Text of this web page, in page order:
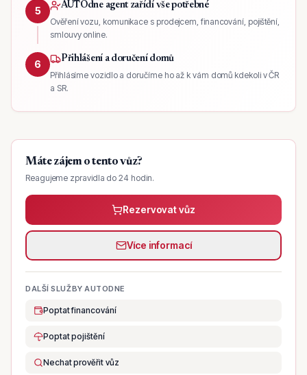
5 AUTOdne agent zařídí vše potřebné
Ověření vozu, komunikace s prodejcem, financování, pojištění,
smlouvy online.
6 Přihlášení a doručení domů
Přihlásíme vozidlo a doručíme ho až k vám domů kdekoli v ČR
a SR.
Máte zájem o tento vůz?
Reagujeme zpravidla do 24 hodin.
Rezervovat vůz
Více informací
DALŠÍ SLUŽBY AUTODNE
Poptat financování
Poptat pojištění
Nechat prověřit vůz